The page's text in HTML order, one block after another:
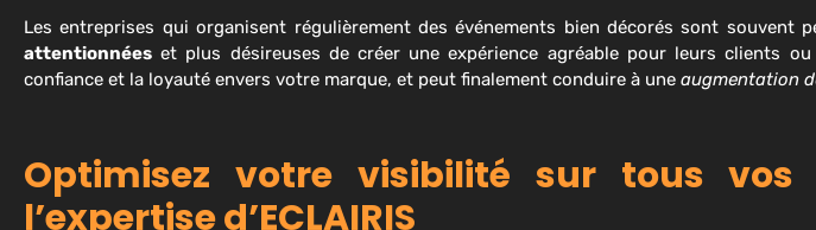
Les entreprises qui organisent régulièrement des événements bien décorés sont souvent
attentionnées et plus désireuses de créer une expérience agréable pour leurs clients
confiance et la loyauté envers votre marque, et peut finalement conduire à une augmentation
Optimisez votre visibilité sur tous vos
l’expertise d’ECLAIRIS